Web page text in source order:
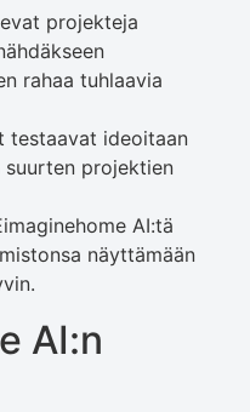
projekteja
rahaa tuhlaavia
testaavat ideoitaan
suurten projektien
AI:tä
näyttämään
AI:n